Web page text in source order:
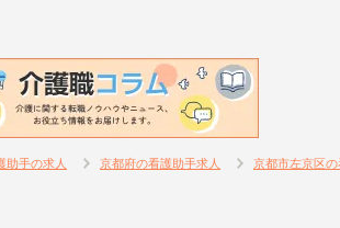
助手の求人 京都府の看護助手求人 京都市左京区